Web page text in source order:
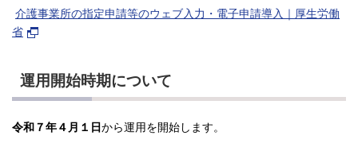
介護事業所の指定申請等のウェブ⼊⼒・電⼦申請導⼊｜厚生労働
省
運用開始時期について
令和７年４月１日から運用を開始します。